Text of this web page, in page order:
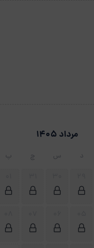
مرداد 1405
د س چ پ